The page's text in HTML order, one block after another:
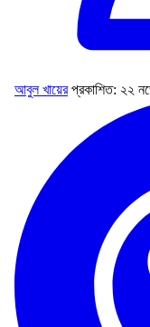
আবুল খায়ের প্রকাশিত: ২২